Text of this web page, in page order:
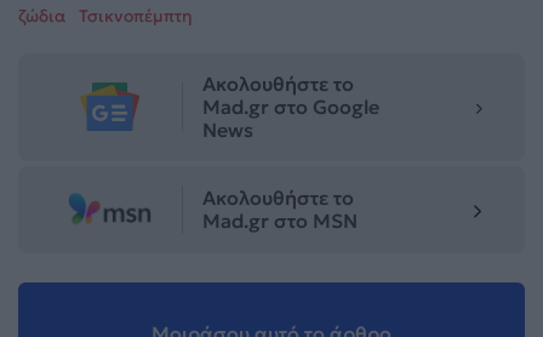
ζώδια Τσικνοπέμπτη
Ακολουθήστε το
Mad.gr στο Google
News
Ακολουθήστε το
Mad.gr στο MSN